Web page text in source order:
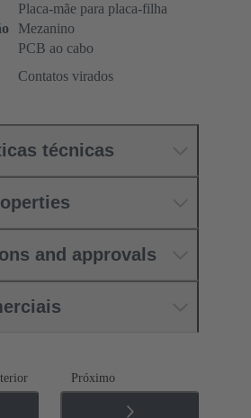
Placa-mãe para placa-filha
Mezanino
PCB ao cabo
Contatos virados
técnicas
and approvals
Próximo